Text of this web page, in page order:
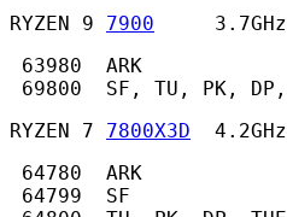
RYZEN 9 7900
63980  ARK
69800  SF, TU, PK, DP,
RYZEN 7 7800X3D
64780  ARK
64799  SF